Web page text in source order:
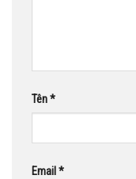
Tên*
Email *